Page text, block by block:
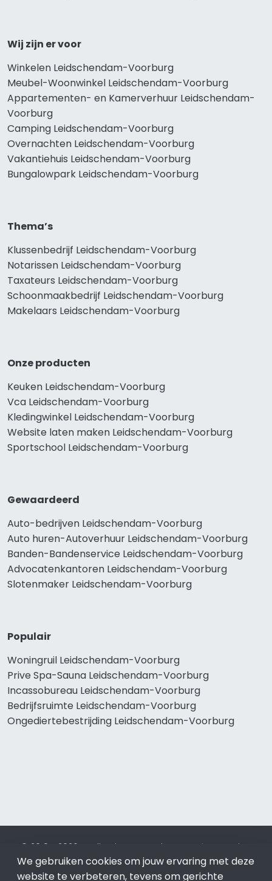
Wij zijn er voor
Winkelen Leidschendam-Voorburg
Meubel-Woonwinkel Leidschendam-Voorburg
Appartementen- en Kamerverhuur Leidschendam-
Voorburg
Camping Leidschendam-Voorburg
Overnachten Leidschendam-Voorburg
Vakantiehuis Leidschendam-Voorburg
Bungalowpark Leidschendam-Voorburg
Thema’s
Klussenbedrijf Leidschendam-Voorburg
Notarissen Leidschendam-Voorburg
Taxateurs Leidschendam-Voorburg
Schoonmaakbedrijf Leidschendam-Voorburg
Makelaars Leidschendam-Voorburg
Onze producten
Keuken Leidschendam-Voorburg
Vca Leidschendam-Voorburg
Kledingwinkel Leidschendam-Voorburg
Website laten maken Leidschendam-Voorburg
Sportschool Leidschendam-Voorburg
Gewaardeerd
Auto-bedrijven Leidschendam-Voorburg
Auto huren-Autoverhuur Leidschendam-Voorburg
Banden-Bandenservice Leidschendam-Voorburg
Advocatenkantoren Leidschendam-Voorburg
Slotenmaker Leidschendam-Voorburg
Populair
Woningruil Leidschendam-Voorburg
Prive Spa-Sauna Leidschendam-Voorburg
Incassobureau Leidschendam-Voorburg
Bedrijfsruimte Leidschendam-Voorburg
Ongediertebestrijding Leidschendam-Voorburg
© 2019 - 2026 Realisatie en SEO door SEO-bureau
Lion
Internet. Betaal alleen voor bewezen resultaten?SEO
optimalisatie No Cure No Pay.Leidschendam-Voorburg
We gebruiken cookies om jouw ervaring met deze
website te verbeteren, tevens om gerichte